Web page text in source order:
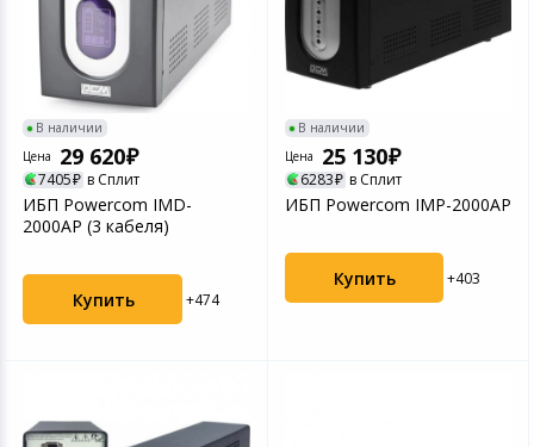
В наличии
Цена
29 620
7405 в Сплит
ИБП Powercom IMD-
2000AP (3 кабеля)
Купить +474
В наличии
Цена
25 130
6283 в Сплит
ИБП Powercom IMP-2000AP
Купить +403